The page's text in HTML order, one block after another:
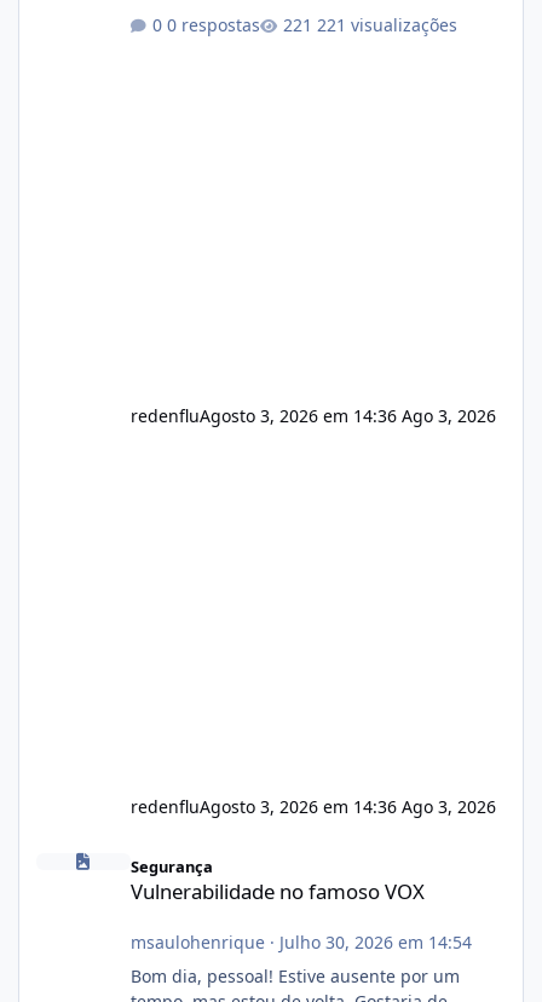
autorizado a usasr o isistem:
0 respostas 221 visualizações
redenfluAgosto 3, 2026 em 14:36 Ago 3, 2026
redenfluAgosto 3, 2026 em 14:36 Ago 3, 2026
Vulnerabilidade no famoso VOX
Segurança
Vulnerabilidade no famoso VOX
msaulohenrique· Julho 30, 2026 em 14:54
Bom dia, pessoal! Estive ausente por um